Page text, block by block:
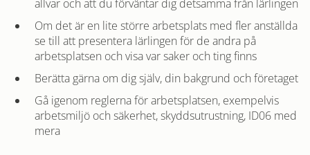
allvar och att du förväntar dig detsamma från lärlingen
Om det är en lite större arbetsplats med fler anställda
se till att presentera lärlingen för de andra på
arbetsplatsen och visa var saker och ting finns
Berätta gärna om dig själv, din bakgrund och företaget
Gå igenom reglerna för arbetsplatsen, exempelvis
arbetsmiljö och säkerhet, skyddsutrustning, ID06 med
mera